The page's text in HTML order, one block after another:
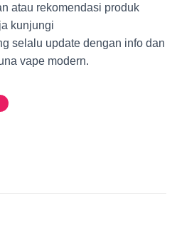
atau rekomendasi produk
kunjungi
selalu update dengan info dan
vape modern.